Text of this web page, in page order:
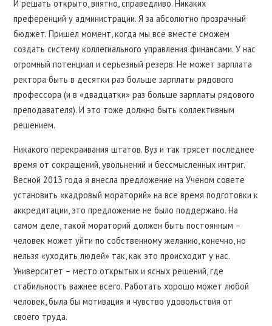
И решать открыто, внятно, справедливо. Никаких
преференций у администрации. Я за абсолютно прозрачный
бюджет. Пришел момент, когда мы все вместе сможем
создать систему коллегиального управления финансами. У нас
огромный потенциал и серьезный резерв. Не может зарплата
ректора быть в десятки раз больше зарплаты рядового
профессора (и в «двадцатки» раз больше зарплаты рядового
преподавателя). И это тоже должно быть коллективным
решением.
Никакого перекраивания штатов. Вуз и так трясет последнее
время от сокращений, увольнений и бессмысленных интриг.
Весной 2013 года я внесла предложение на Ученом совете
установить «кадровый мораторий» на все время подготовки к
аккредитации, это предложение не было поддержано. На
самом деле, такой мораторий должен быть постоянным –
человек может уйти по собственному желанию, конечно, но
нельзя «уходить людей» так, как это происходит у нас.
Университет – место открытых и ясных решений, где
стабильность важнее всего. Работать хорошо может любой
человек, была бы мотивация и чувство удовольствия от
своего труда.